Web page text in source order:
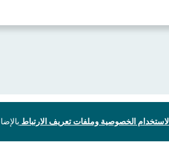
الخصوصية وملفات تعريف الارتباط